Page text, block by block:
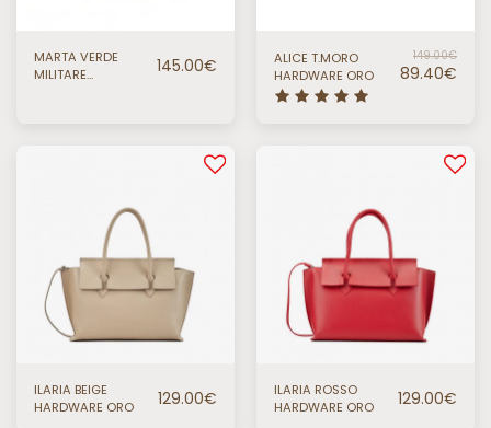
MARTA VERDE
MILITARE
145.00€
ALICE T.MORO
HARDWARE ORO
149.00€
89.40€
ILARIA BEIGE
HARDWARE ORO
129.00€
ILARIA ROSSO
HARDWARE ORO
129.00€